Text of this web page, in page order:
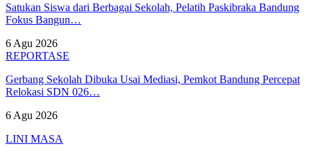
Satukan Siswa dari Berbagai Sekolah, Pelatih Paskibraka Bandung
Fokus Bangun…
6 Agu 2026
REPORTASE
Gerbang Sekolah Dibuka Usai Mediasi, Pemkot Bandung Percepat
Relokasi SDN 026…
6 Agu 2026
LINI MASA